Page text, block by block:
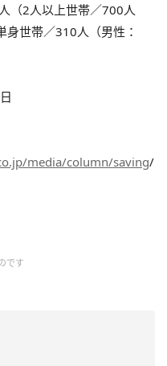
（2人以上世帯／700人
身世帯／310人（男性：
media/column/saving/
です